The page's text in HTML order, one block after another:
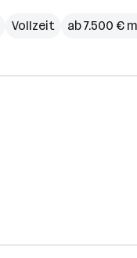
Vollzeit ab 7.500 €